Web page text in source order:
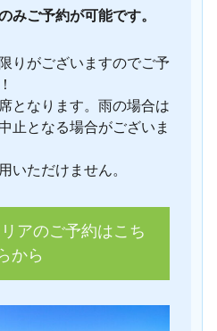
みご予約が可能です。
りがございますのでご予
なります。雨の場合は
止となる場合がございま
ただけません。
アのご予約はこち
から